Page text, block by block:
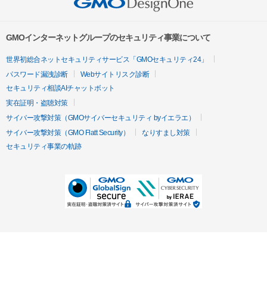
GMOインターネットグループのセキュリティ事業について
世界初総合ネットセキュリティサービス「GMOセキュリティ24」
パスワード漏洩診断
Webサイトリスク診断
セキュリティ相談AIチャットボット
実在証明・盗聴対策
サイバー攻撃対策（GMOサイバーセキュリティ byイエラエ）
サイバー攻撃対策（GMO Flatt Security）
なりすまし対策
セキュリティ事業の軌跡